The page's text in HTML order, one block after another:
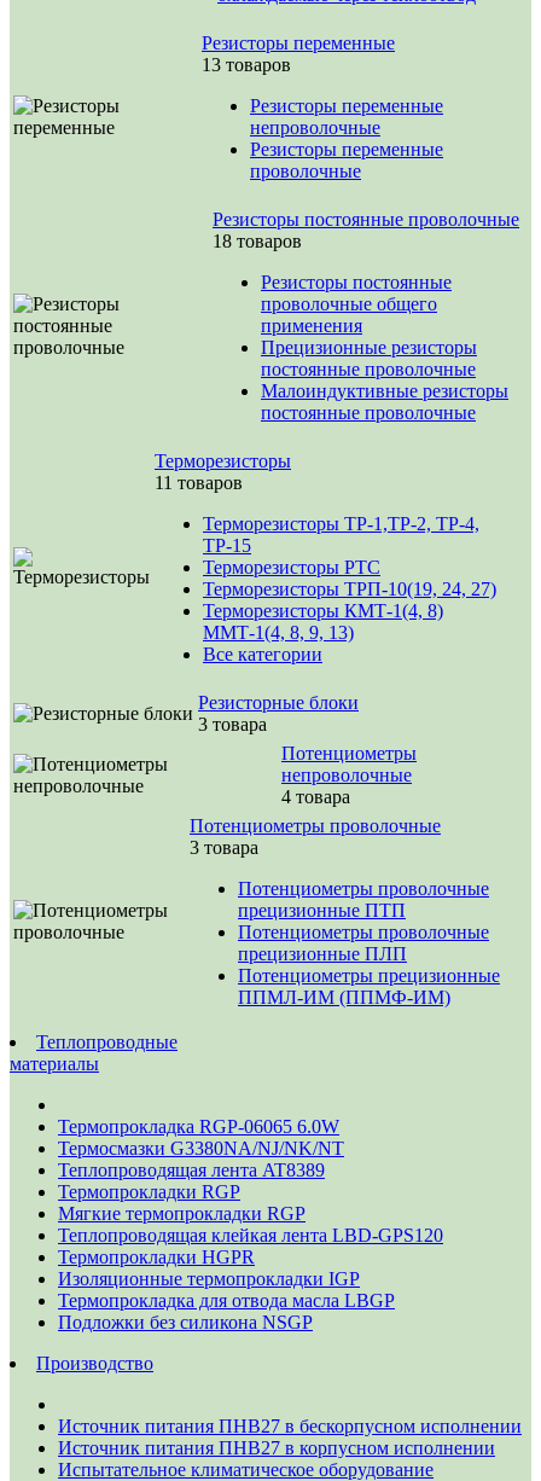
Резисторы переменные
13 товаров
Резисторы переменные
непроволочные
Резисторы переменные
проволочные
Резисторы постоянные проволочные
18 товаров
Резисторы постоянные
проволочные общего
применения
Прецизионные резисторы
постоянные проволочные
Малоиндуктивные резисторы
постоянные проволочные
Терморезисторы
11 товаров
Терморезисторы ТР-1,ТР-2, ТР-4,
ТР-15
Терморезисторы РТС
Терморезисторы ТРП-10(19, 24, 27)
Терморезисторы КМТ-1(4, 8)
ММТ-1(4, 8, 9, 13)
Все категории
Резисторные блоки
3 товара
Потенциометры
непроволочные
4 товара
Потенциометры проволочные
3 товара
Потенциометры проволочные
прецизионные ПТП
Потенциометры проволочные
прецизионные ПЛП
Потенциометры прецизионные
ППМЛ-ИМ (ППМФ-ИМ)
Теплопроводные
материалы
Термопрокладка RGP-06065 6.0W
Термосмазки G3380NA/NJ/NK/NT
Теплопроводящая лента AT8389
Термопрокладки RGP
Мягкие термопрокладки RGP
Теплопроводящая клейкая лента LBD-GPS120
Термопрокладки HGPR
Изоляционные термопрокладки IGP
Термопрокладка для отвода масла LBGP
Подложки без силикона NSGP
Производство
Источник питания ПНВ27 в бескорпусном исполнении
Источник питания ПНВ27 в корпусном исполнении
Испытательное климатическое оборудование